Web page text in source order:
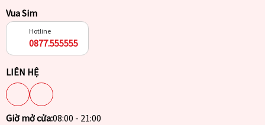
Vua Sim
Hotline
0877.555555
LIÊN HỆ
Giờ mở cửa:08:00 - 21:00